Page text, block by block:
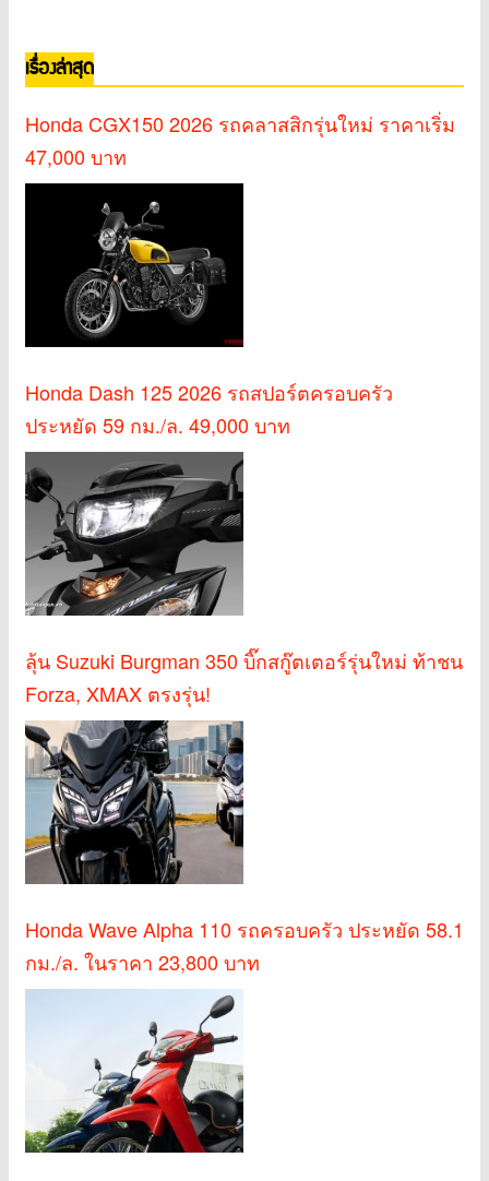
เรื่องล่าสุด
Honda CGX150 2026 รถคลาสสิกรุ่นใหม่ ราคาเริ่ม
47,000 บาท
Honda Dash 125 2026 รถสปอร์ตครอบครัว
ประหยัด 59 กม./ล. 49,000 บาท
ลุ้น Suzuki Burgman 350 บิ๊กสกู๊ตเตอร์รุ่นใหม่ ท้าชน
Forza, XMAX ตรงรุ่น!
Honda Wave Alpha 110 รถครอบครัว ประหยัด 58.1
กม./ล. ในราคา 23,800 บาท